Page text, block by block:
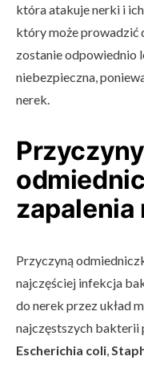
która atakuje nerki i
który może prowadzić
zostanie odpowiednio
niebezpieczna,
nerek.
Przyczyny
zapalenia
Przyczyną
najczęściej infekcja
do nerek przez układ
najczęstszych bakterii
Escherichia coli